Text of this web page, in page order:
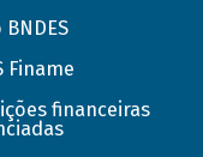
Finame
financeiras